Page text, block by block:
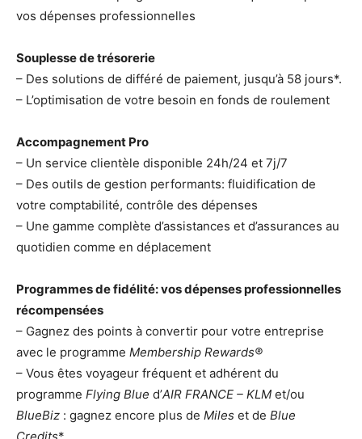
vos dépenses professionnelles
Souplesse de trésorerie
– Des solutions de différé de paiement, jusqu’à 58 jours*.
– L’optimisation de votre besoin en fonds de roulement
Accompagnement Pro
– Un service clientèle disponible 24h/24 et 7j/7
– Des outils de gestion performants: fluidification de
votre comptabilité, contrôle des dépenses
– Une gamme complète d’assistances et d’assurances au
quotidien comme en déplacement
Programmes de fidélité: vos dépenses professionnelles
récompensées
– Gagnez des points à convertir pour votre entreprise
avec le programme Membership Rewards®
– Vous êtes voyageur fréquent et adhérent du
programme Flying Blue d’AIR FRANCE – KLM et/ou
BlueBiz : gagnez encore plus de Miles et de Blue